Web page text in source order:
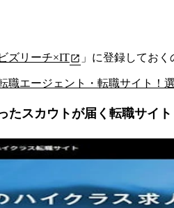
ビズリーチ×IT 」に登録しておく
職エージェント・転職サイト！
たスカウトが届く転職サイト